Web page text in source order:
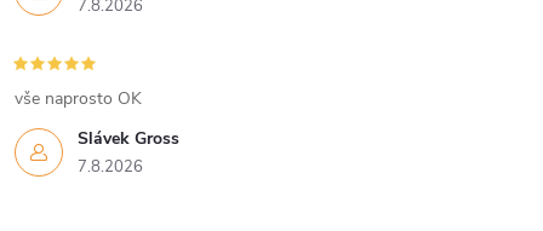
7.8.2026
Slávek Gross
7.8.2026
vše naprosto OK